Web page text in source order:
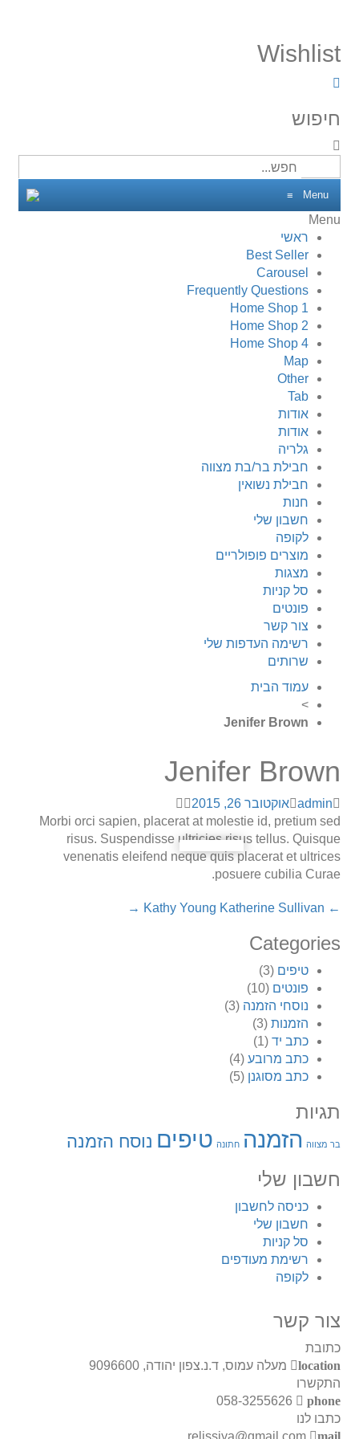
Wishlist
חיפוש
Menu
≡
Menu
ראשי
Best Seller
Carousel
Frequently Questions
Home Shop 1
Home Shop 2
Home Shop 4
Map
Other
Tab
אודות
אודות
גלריה
חבילת בר/בת מצווה
חבילת נשואין
חנות
חשבון שלי
לקופה
מוצרים פופולריים
מצגות
סל קניות
פונטים
צור קשר
רשימה העדפות שלי
שרותים
עמוד הבית
>
Jenifer Brown
Jenifer Brown
admin אוקטובר 26, 2015
Morbi orci sapien, placerat at molestie id, pretium sed
risus. Suspendisse ultricies risus tellus. Quisque
venenatis eleifend neque quis placerat et ultrices
posuere cubilia Curae.
←
Katherine Sullivan
→
Categories
טיפים (3)
פונטים (10)
נוסחי הזמנה (3)
הזמנות (3)
כתב יד (1)
כתב מרובע (4)
כתב מסוגנן (5)
תגיות
בר מצווה הזמנה חתונה טיפים נוסח הזמנה
חשבון שלי
כניסה לחשבון
חשבון שלי
סל קניות
רשימת מעודפים
לקופה
צור קשר
כתובת
location
מעלה עמוס, ד.נ.צפון יהודה, 9096600
התקשרו
phone
כתבו לנו
mail